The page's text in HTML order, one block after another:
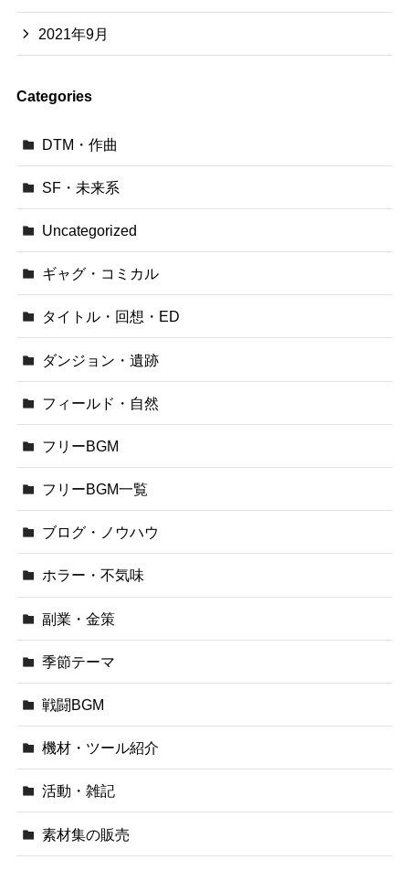
2021年9月
Categories
DTM・作曲
SF・未来系
Uncategorized
ギャグ・コミカル
タイトル・回想・ED
ダンジョン・遺跡
フィールド・自然
フリーBGM
フリーBGM一覧
ブログ・ノウハウ
ホラー・不気味
副業・金策
季節テーマ
戦闘BGM
機材・ツール紹介
活動・雑記
素材集の販売